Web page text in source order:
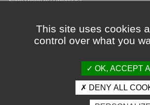
Crédits et mentions légales
This site uses cookies
control over what you
OK, ACCEPT
DENY ALL